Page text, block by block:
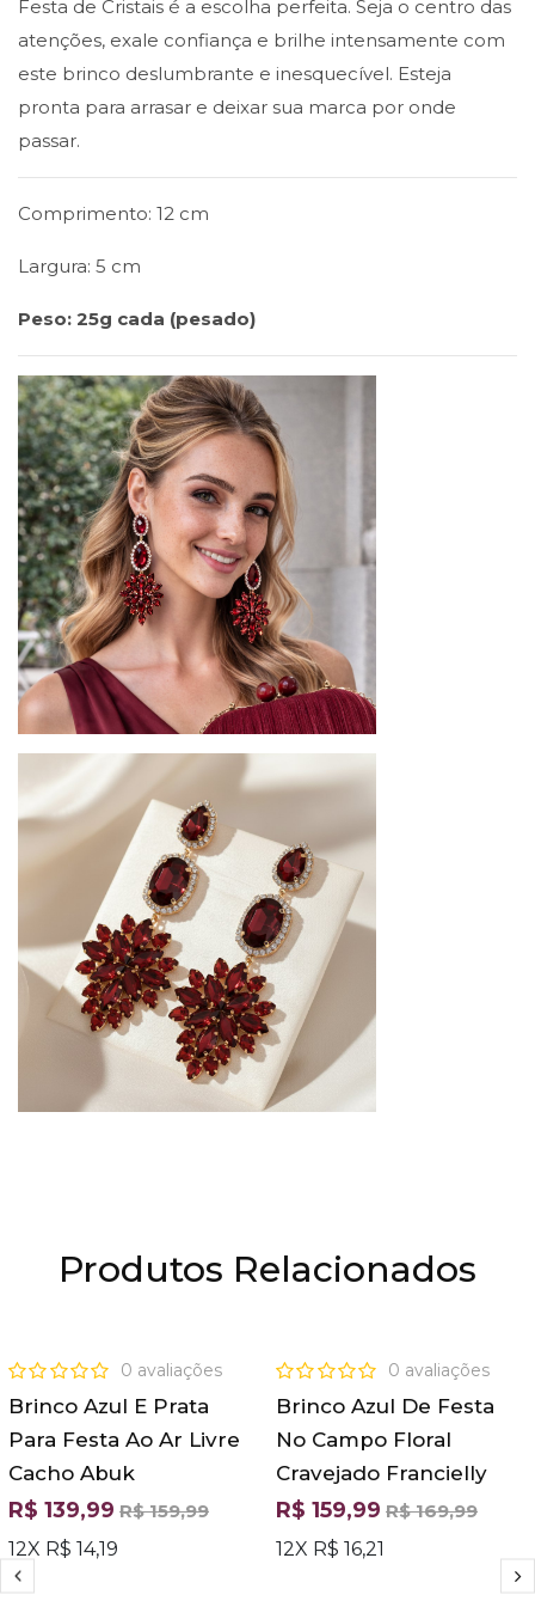
Festa de Cristais é a escolha perfeita. Seja o centro das
atenções, exale confiança e brilhe intensamente com
este brinco deslumbrante e inesquecível. Esteja
pronta para arrasar e deixar sua marca por onde
passar.
Comprimento: 12 cm
Largura: 5 cm
Peso: 25g cada (pesado)
Produtos Relacionados
OFERTA
0 avaliações
Brinco Azul E Prata
Para Festa Ao Ar Livre
Cacho Abuk
R$ 139,99 R$ 159,99
12X R$ 14,19
OFERTA
0 avaliações
Brinco Azul De Festa
No Campo Floral
Cravejado Francielly
R$ 159,99 R$ 169,99
12X R$ 16,21